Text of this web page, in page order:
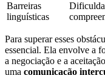
Barreiras
linguísticas
Para superar esses
essencial. Ela envolve a
a negociação e a
uma comunicação